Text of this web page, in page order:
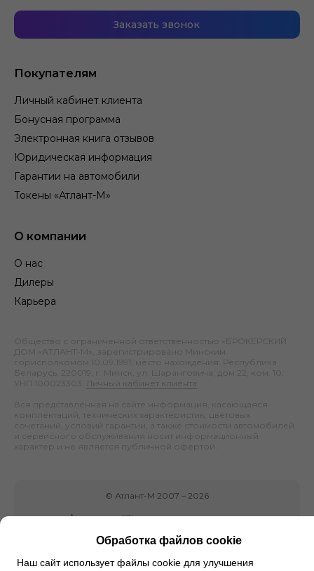
Покупателям
Личный кабинет клиента
Бонусная программа
Электронная книга отзывов
Юридическая информация
Гарантии на автомобили
Токены «Атлант-М»
О компании
О нас
Дилеры
Карьера
Заказать звонок
Общество с ограниченной ответственностью «БРОКЕРСКИЙ
ДОМ «АТЛАНТ-М», зарегистрировано Минским
горисполкомом 10.09.1991; место нахождения: Республика
Беларусь, 220019, г. Минск, ул. Шаранговича, дом 22, ком. 10;
УНП 100023303.
Личный кабинет клиента
Вся представленная на сайте информация, касающаяся
комплектаций, технических характеристик, цветовых
сочетаний, условий гарантии, а также стоимости автомобилей
и сервисного обслуживания носит информационный
характер и не является публичной офертой.
© Атлант-М 2007 – 2026
Обработка файлов cookie
Наш сайт использует файлы cookie для улучшения